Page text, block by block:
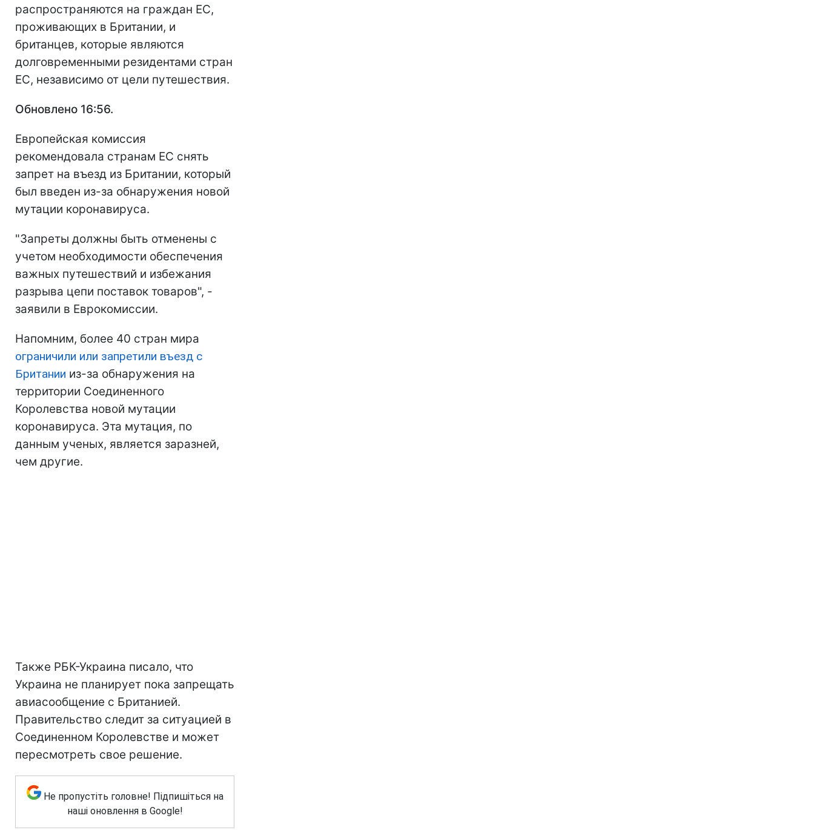
распространяются на граждан ЕС,
проживающих в Британии, и
британцев, которые являются
долговременными резидентами стран
ЕС, независимо от цели путешествия.
Обновлено 16:56.
Европейская комиссия
рекомендовала странам ЕС снять
запрет на въезд из Британии, который
был введен из-за обнаружения новой
мутации коронавируса.
"Запреты должны быть отменены с
учетом необходимости обеспечения
важных путешествий и избежания
разрыва цепи поставок товаров", -
заявили в Еврокомиссии.
Напомним, более 40 стран мира
ограничили или запретили въезд с
Британии из-за обнаружения на
территории Соединенного
Королевства новой мутации
коронавируса. Эта мутация, по
данным ученых, является заразней,
чем другие.
Также РБК-Украина писало, что
Украина не планирует пока запрещать
авиасообщение с Британией.
Правительство следит за ситуацией в
Соединенном Королевстве и может
пересмотреть свое решение.
Не пропустіть головне! Підпишіться на
наші оновлення в Google!